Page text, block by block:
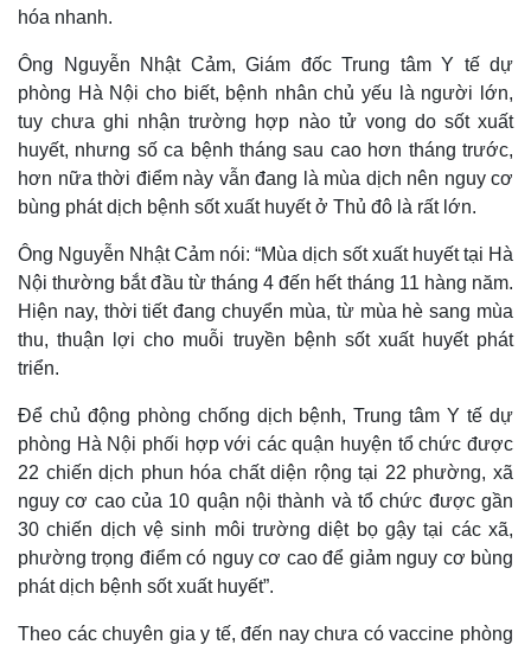
Quan sát
Cuộc sống đó đây
Hồ sơ
Video
Ảnh
E-Magazine
Infographic
hóa nhanh.
Ông Nguyễn Nhật Cảm, Giám đốc Trung tâm Y tế dự
phòng Hà Nội cho biết, bệnh nhân chủ yếu là người lớn,
tuy chưa ghi nhận trường hợp nào tử vong do sốt xuất
huyết, nhưng số ca bệnh tháng sau cao hơn tháng trước,
hơn nữa thời điểm này vẫn đang là mùa dịch nên nguy cơ
bùng phát dịch bệnh sốt xuất huyết ở Thủ đô là rất lớn.
Ông Nguyễn Nhật Cảm nói: “Mùa dịch sốt xuất huyết tại Hà
Nội thường bắt đầu từ tháng 4 đến hết tháng 11 hàng năm.
Hiện nay, thời tiết đang chuyển mùa, từ mùa hè sang mùa
thu, thuận lợi cho muỗi truyền bệnh sốt xuất huyết phát
triển.
Để chủ động phòng chống dịch bệnh, Trung tâm Y tế dự
phòng Hà Nội phối hợp với các quận huyện tổ chức được
22 chiến dịch phun hóa chất diện rộng tại 22 phường, xã
nguy cơ cao của 10 quận nội thành và tổ chức được gần
30 chiến dịch vệ sinh môi trường diệt bọ gậy tại các xã,
phường trọng điểm có nguy cơ cao để giảm nguy cơ bùng
phát dịch bệnh sốt xuất huyết”.
Theo các chuyên gia y tế, đến nay chưa có vaccine phòng